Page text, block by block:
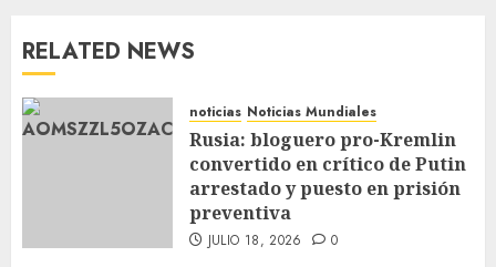
RELATED NEWS
noticias Noticias Mundiales
Rusia: bloguero pro-Kremlin
convertido en crítico de Putin
arrestado y puesto en prisión
preventiva
JULIO 18, 2026 0